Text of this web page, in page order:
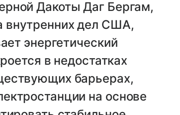
Дакоты Даг Бергам,
внутренних дел США,
энергетический
в недостатках
барьерах,
на основе